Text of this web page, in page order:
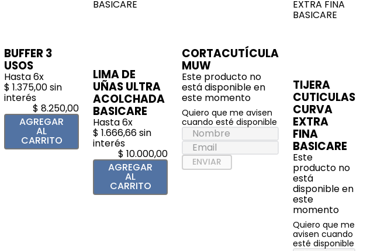
BUFFER 3
USOS
Hasta6x
$ 1.375,00sin
interés
$ 8.250,00
AGREGAR
AL
CARRITO
LIMA DE
UÑAS ULTRA
ACOLCHADA
BASICARE
Hasta6x
$ 1.666,66sin
interés
$ 10.000,00
AGREGAR
AL
CARRITO
CORTACUTÍCULA
MUW
Este producto no
está disponible en
este momento
Quiero que me avisen
cuando esté disponible
ENVIAR
TIJERA
CUTICULAS
CURVA
EXTRA
FINA
BASICARE
Este
producto no
está
disponible en
este
momento
Quiero que me
avisen cuando
esté disponible